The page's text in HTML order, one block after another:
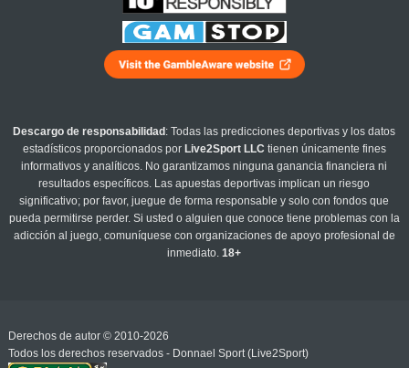
Descargo de responsabilidad : Todas las predicciones deportivas y los datos
estadísticos proporcionados por Live2Sport LLC tienen únicamente fines
informativos y analíticos. No garantizamos ninguna ganancia financiera ni
resultados específicos. Las apuestas deportivas implican un riesgo
significativo; por favor, juegue de forma responsable y solo con fondos que
pueda permitirse perder. Si usted o alguien que conoce tiene problemas con la
adicción al juego, comuníquese con organizaciones de apoyo profesional de
inmediato.18+
Derechos de autor © 2010-2026
Todos los derechos reservados - Donnael Sport (Live2Sport)